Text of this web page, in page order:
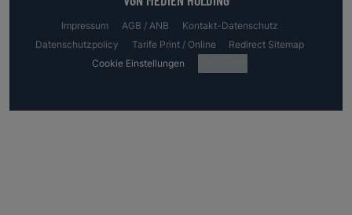
Impressum AGB / ANB
Kontakt-Datenschutz
Datenschutzpolicy
Tarife Print / Online
Redirect Sitemap
Cookie Einstellungen